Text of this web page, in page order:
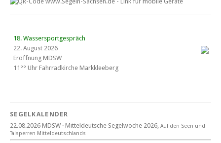
18. Wassersportgespräch
22. August 2026
Eröffnung MDSW
11°° Uhr Fahrrad­kirche Markkleeberg
22. August 2026
SEGELKALENDER
22.08.2026 MDSW · Mitteldeutsche Segelwoche 2026, Auf den Seen und
Tal­sperren Mittel­deut­sch­lands